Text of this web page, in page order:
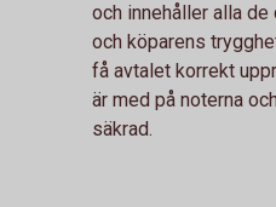
och innehåller alla
och köparens
få avtalet korrekt
är med på noterna
säkrad.